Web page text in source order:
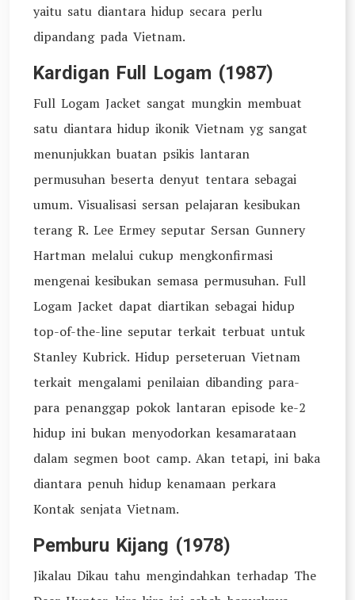
yaitu satu diantara hidup secara perlu
dipandang pada Vietnam.
Kardigan Full Logam (1987)
Full Logam Jacket sangat mungkin membuat
satu diantara hidup ikonik Vietnam yg sangat
menunjukkan buatan psikis lantaran
permusuhan beserta denyut tentara sebagai
umum. Visualisasi sersan pelajaran kesibukan
terang R. Lee Ermey seputar Sersan Gunnery
Hartman melalui cukup mengkonfirmasi
mengenai kesibukan semasa permusuhan. Full
Logam Jacket dapat diartikan sebagai hidup
top-of-the-line seputar terkait terbuat untuk
Stanley Kubrick. Hidup perseteruan Vietnam
terkait mengalami penilaian dibanding para-
para penanggap pokok lantaran episode ke-2
hidup ini bukan menyodorkan kesamarataan
dalam segmen boot camp. Akan tetapi, ini baka
diantara penuh hidup kenamaan perkara
Kontak senjata Vietnam.
Pemburu Kijang (1978)
Jikalau Dikau tahu mengindahkan terhadap The